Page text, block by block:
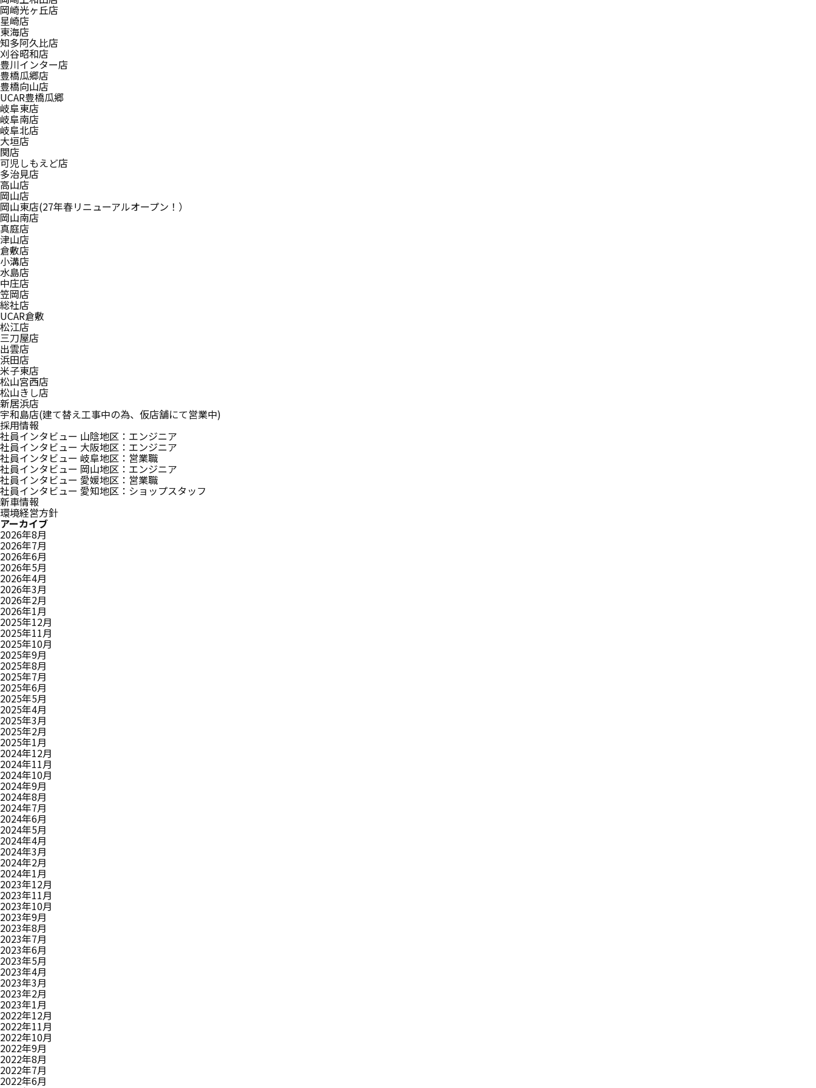
岡崎光ヶ丘店
星崎店
東海店
知多阿久比店
刈谷昭和店
豊川インター店
豊橋瓜郷店
豊橋向山店
UCAR豊橋瓜郷
岐阜東店
岐阜南店
岐阜北店
大垣店
関店
可児しもえど店
多治見店
高山店
岡山店
岡山東店(27年春リニューアルオープン！）
岡山南店
真庭店
津山店
倉敷店
小溝店
水島店
中庄店
笠岡店
総社店
UCAR倉敷
松江店
三刀屋店
出雲店
浜田店
米子東店
松山宮西店
松山きし店
新居浜店
宇和島店(建て替え工事中の為、仮店舗にて営業中)
採用情報
社員インタビュー 山陰地区：エンジニア
社員インタビュー 大阪地区：エンジニア
社員インタビュー 岐阜地区：営業職
社員インタビュー 岡山地区：エンジニア
社員インタビュー 愛媛地区：営業職
社員インタビュー 愛知地区：ショップスタッフ
新⾞情報
環境経営方針
アーカイブ
2026年8月
2026年7月
2026年6月
2026年5月
2026年4月
2026年3月
2026年2月
2026年1月
2025年12月
2025年11月
2025年10月
2025年9月
2025年8月
2025年7月
2025年6月
2025年5月
2025年4月
2025年3月
2025年2月
2025年1月
2024年12月
2024年11月
2024年10月
2024年9月
2024年8月
2024年7月
2024年6月
2024年5月
2024年4月
2024年3月
2024年2月
2024年1月
2023年12月
2023年11月
2023年10月
2023年9月
2023年8月
2023年7月
2023年6月
2023年5月
2023年4月
2023年3月
2023年2月
2023年1月
2022年12月
2022年11月
2022年10月
2022年9月
2022年8月
2022年7月
2022年6月